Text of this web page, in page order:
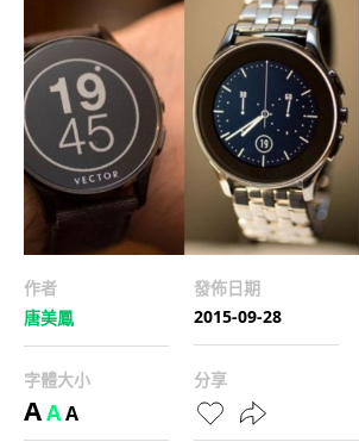
作者
唐美鳳
發佈日期
2015-09-28
字體大小
AAA
分享